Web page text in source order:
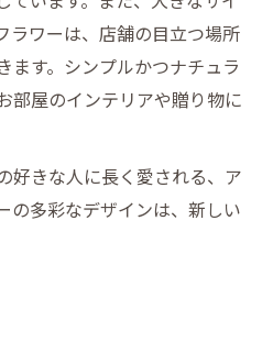
ラワーは、店舗の目立つ場所
ます。シンプルかつナチュラ
部屋のインテリアや贈り物に
好きな人に長く愛される、ア
の多彩なデザインは、新しい